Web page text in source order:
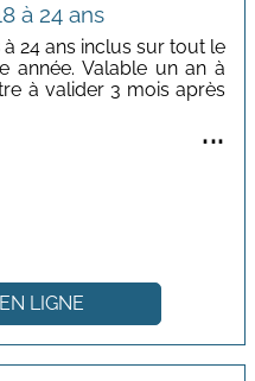
à 24 ans
24 ans inclus sur tout le
année. Valable un an à
à valider 3 mois après
...
LIGNE